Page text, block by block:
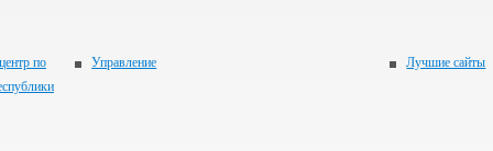
по
Управление Лучшие сайты